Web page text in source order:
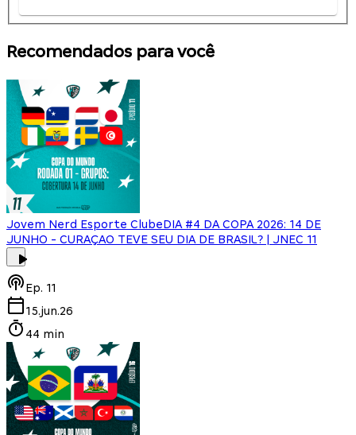
Recomendados para você
Jovem Nerd Esporte ClubeDIA #4 DA COPA 2026: 14 DE
JUNHO - CURAÇAO TEVE SEU DIA DE BRASIL? | JNEC 11
Ep. 11
15.jun.26
44 min